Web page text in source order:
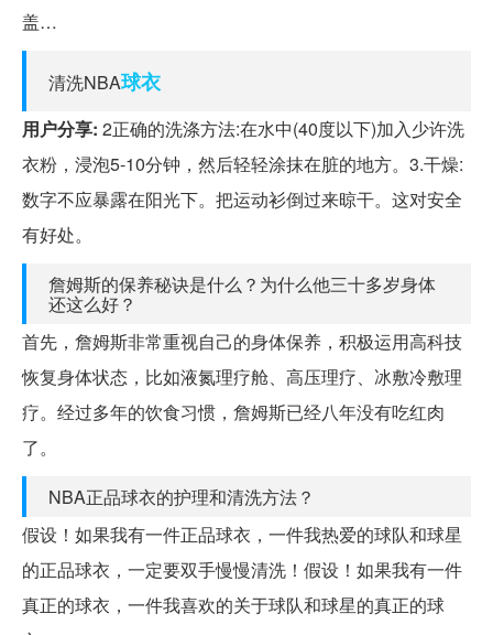
盖…
清洗NBA球衣
用户分享: 2正确的洗涤方法:在水中(40度以下)加入少许洗
衣粉，浸泡5-10分钟，然后轻轻涂抹在脏的地方。3.干燥:
数字不应暴露在阳光下。把运动衫倒过来晾干。这对安全
有好处。
詹姆斯的保养秘诀是什么？为什么他三十多岁身体
还这么好？
首先，詹姆斯非常重视自己的身体保养，积极运用高科技
恢复身体状态，比如液氮理疗舱、高压理疗、冰敷冷敷理
疗。经过多年的饮食习惯，詹姆斯已经八年没有吃红肉
了。
NBA正品球衣的护理和清洗方法？
假设！如果我有一件正品球衣，一件我热爱的球队和球星
的正品球衣，一定要双手慢慢清洗！假设！如果我有一件
真正的球衣，一件我喜欢的关于球队和球星的真正的球